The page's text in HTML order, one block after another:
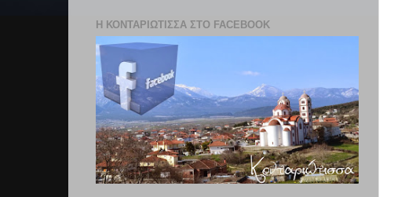
Η ΚΟΝΤΑΡΙΩΤΙΣΣΑ ΣΤΟ FACEBOOK